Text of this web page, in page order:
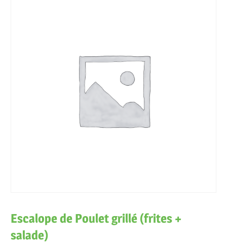
Escalope de Poulet grillé (frites +
salade)